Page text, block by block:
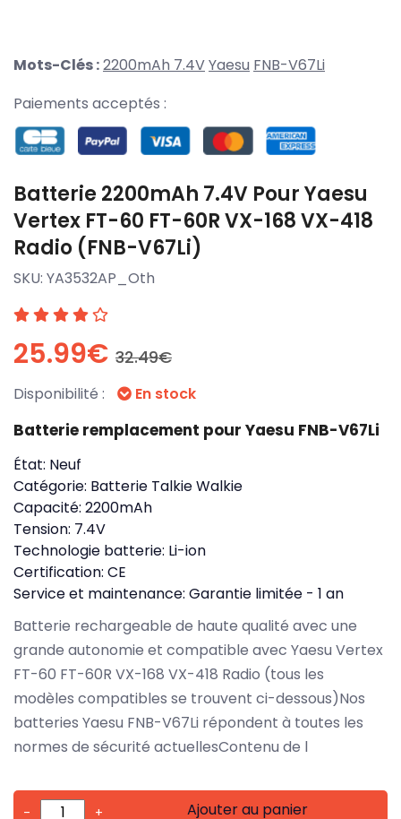
Mots-Clés :2200mAh 7.4VYaesu FNB-V67Li
Paiements acceptés :
Batterie 2200mAh 7.4V Pour Yaesu
Vertex FT-60 FT-60R VX-168 VX-418
Radio (FNB-V67Li)
SKU: YA3532AP_Oth
25.99€ 32.49€
Disponibilité : En stock
Batterie remplacement pour Yaesu FNB-V67Li
État: Neuf
Catégorie: Batterie Talkie Walkie
Capacité: 2200mAh
Tension: 7.4V
Technologie batterie: Li-ion
Certification: CE
Service et maintenance: Garantie limitée - 1 an
Batterie rechargeable de haute qualité avec une
grande autonomie et compatible avec Yaesu Vertex
FT-60 FT-60R VX-168 VX-418 Radio (tous les
modèles compatibles se trouvent ci-dessous)Nos
batteries Yaesu FNB-V67Li répondent à toutes les
normes de sécurité actuellesContenu de l
- + Ajouter au panier